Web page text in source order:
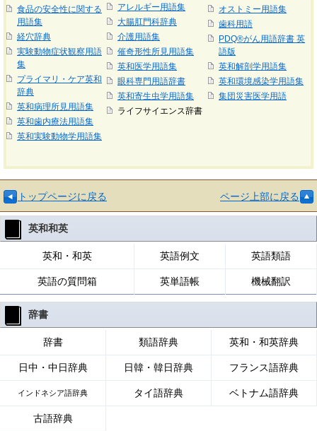
食品の安全性に関する
用語集
経穴辞典
実験動物症状観察用語
集
プライマリ・ケア英和
辞典
英和病理所見用語集
英和歯内療法用語集
英和実験動物学用語集
アレルギー用語集
大腸肛門科辞典
介護用語集
催奇形性所見用語集
英和医学用語集
眼科専門用語辞書
英和寄生虫学用語集
ライフサイエンス辞書
オストミー用語集
歯科用語
PDQ®がん用語辞書 英
語版
英和解剖学用語集
英和環境感染学用語集
集団災害医学用語
トップページに戻る ページ上部に戻る
英和和英
英和・和英 英語例文 英語類語
英語の質問箱 英単語帳 機械翻訳
辞書
辞書 類語辞典 英和・和英辞典
日中・中日辞典 日韓・韓日辞典 フランス語辞典
インドネシア語辞典 タイ語辞典 ベトナム語辞典
古語辞典